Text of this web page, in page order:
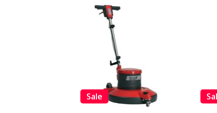
Sale